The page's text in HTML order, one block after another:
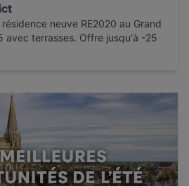
neuve RE2020 au Grand
avec terrasses. Offre jusqu'à -25